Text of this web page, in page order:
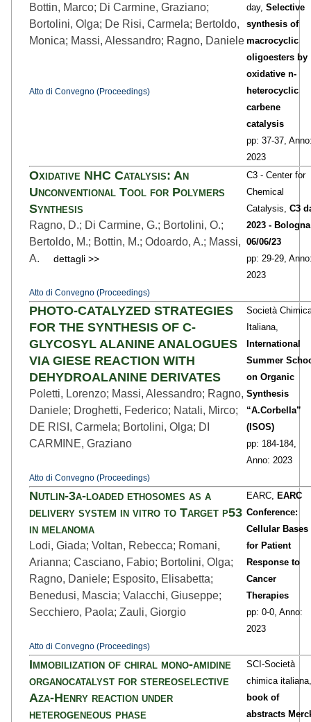
Bottin, Marco; Di Carmine, Graziano;
Bortolini, Olga; De Risi, Carmela; Bertoldo,
Monica; Massi, Alessandro; Ragno, Daniele
Atto di Convegno (Proceedings)
day,Selective
synthesis of
macrocyclic
oligoesters by
oxidative n-
heterocyclic
carbene
catalysis
pp: 37-37,
2023
Oxidative NHC Catalysis: An
Unconventional Tool for Polymers
Synthesis
Ragno, D.; Di Carmine, G.; Bortolini, O.;
Bertoldo, M.; Bottin, M.; Odoardo, A.; Massi,
A.
dettagli >>
Atto di Convegno (Proceedings)
C3 - Center for
Chemical
Catalysis,C3
2023 -
06/06/23
pp: 29-29,
2023
PHOTO-CATALYZED STRATEGIES
FOR THE SYNTHESIS OF C-
GLYCOSYL ALANINE ANALOGUES
VIA GIESE REACTION WITH
DEHYDROALANINE DERIVATES
Poletti, Lorenzo; Massi, Alessandro; Ragno,
Daniele; Droghetti, Federico; Natali, Mirco;
DE RISI, Carmela; Bortolini, Olga; DI
CARMINE, Graziano
Atto di Convegno (Proceedings)
Società
Italiana,
International
Summer
on Organic
Synthesis
“A.Corbella”
(ISOS)
pp: 184-184,
Anno: 2023
Nutlin-3a-loaded ethosomes as a
delivery system in vitro to Target p53
in melanoma
Lodi, Giada; Voltan, Rebecca; Romani,
Arianna; Casciano, Fabio; Bortolini, Olga;
Ragno, Daniele; Esposito, Elisabetta;
Benedusi, Mascia; Valacchi, Giuseppe;
Secchiero, Paola; Zauli, Giorgio
Atto di Convegno (Proceedings)
EARC,EARC
Conference:
Cellular Bases
for Patient
Response to
Cancer
Therapies
pp: 0-0, Anno:
2023
Immobilization of chiral mono-amidine
organocatalyst for stereoselective
Aza-Henry reaction under
heterogeneous phase
SCI-Società
chimica
book of
abstracts